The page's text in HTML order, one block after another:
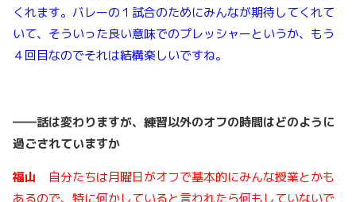
くれます。バレーの１試合のためにみんなが期待してくれて
いて、そういった良い意味でのプレッシャーというか、もう
４回目なのでそれは結構楽しいですね。
――話は変わりますが、練習以外のオフの時間はどのように
過ごされていますか
福山 自分たちは月曜日がオフで基本的にみんな授業とかも
あるので、特に何かしていると言われたら何もしていないで